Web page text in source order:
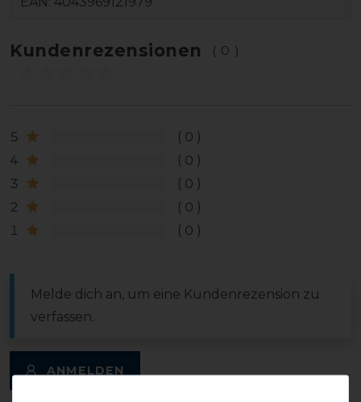
Kundenrezensionen (0)
5
0
4
0
3
0
2
0
1
0
Melde dich an, um eine Kundenrezension zu
verfassen.
ANMELDEN